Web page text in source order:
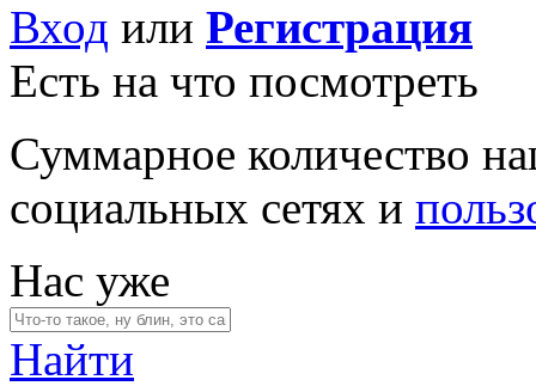
Вход или Регистрация
Есть на что посмотреть
Суммарное количество
социальных сетях и
Нас уже
Найти